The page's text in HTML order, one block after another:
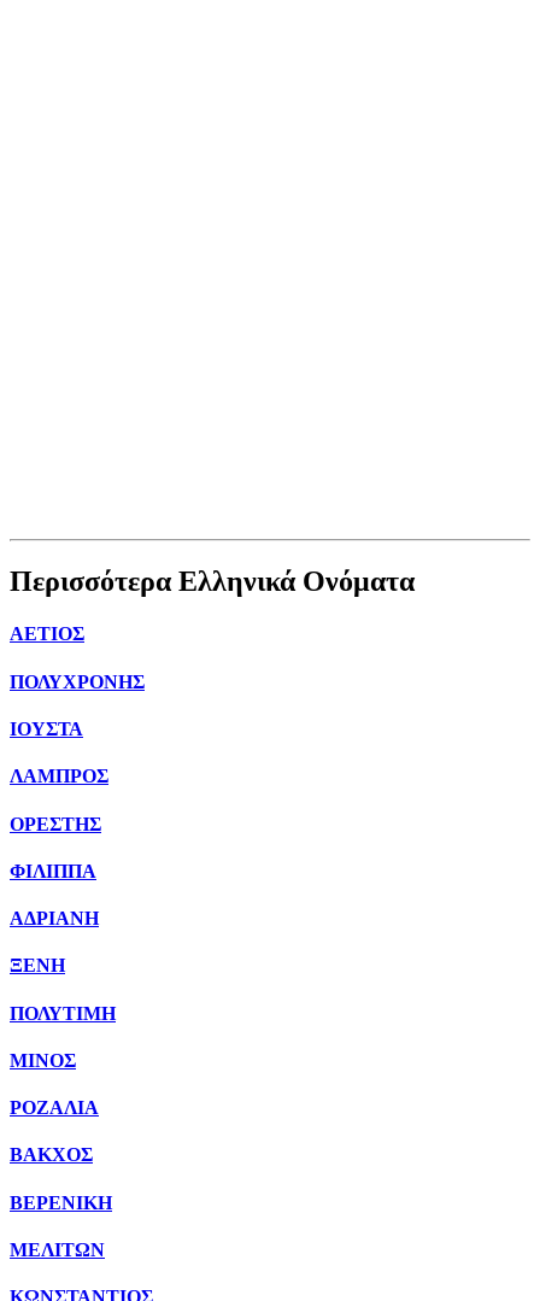
Περισσότερα Ελληνικά Ονόματα
ΑΕΤΙΟΣ
ΠΟΛΥΧΡΟΝΗΣ
ΙΟΥΣΤΑ
ΛΑΜΠΡΟΣ
ΟΡΕΣΤΗΣ
ΦΙΛΙΠΠΑ
ΑΔΡΙΑΝΗ
ΞΕΝΗ
ΠΟΛΥΤΙΜΗ
ΜΙΝΟΣ
ΡΟΖΑΛΙΑ
ΒΑΚΧΟΣ
ΒΕΡΕΝΙΚΗ
ΜΕΛΙΤΩΝ